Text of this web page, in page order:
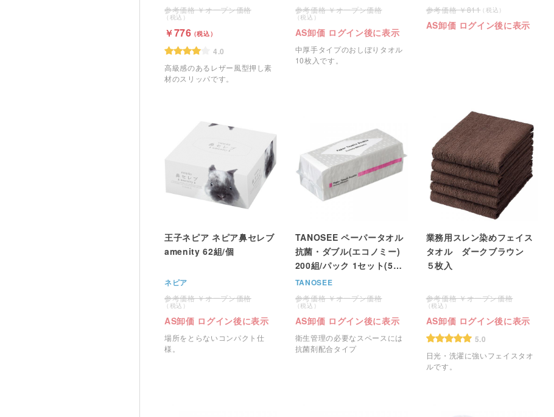
オープン価格
776
4.0
高級感のあるレザー風型押し素
材のスリッパです。
オープン価格
AS卸価 ログイン後に表示
中厚手タイプのおしぼりタオル
10枚入です。
811
AS卸価 ログイン後に表示
王子ネピア ネピア鼻セレブ
amenity 62組/個
ネピア
オープン価格
AS卸価 ログイン後に表示
場所をとらないコンパクト仕
様。
TANOSEE ペーパータオル
抗菌・ダブル(エコノミー)
200組/パック 1セット(5パ
ック)
TANOSEE
オープン価格
AS卸価 ログイン後に表示
衛生管理の必要なスペースには
抗菌剤配合タイプ
業務用スレン染めフェイス
タオル ダークブラウン
５枚入
オープン価格
AS卸価 ログイン後に表示
5.0
日光・洗濯に強いフェイスタオ
ルです。